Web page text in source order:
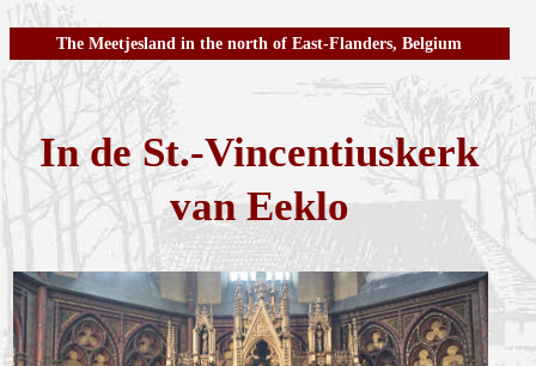
The Meetjesland in the north of East-Flanders, Belgium
In de St.-Vincentiuskerk
van Eeklo